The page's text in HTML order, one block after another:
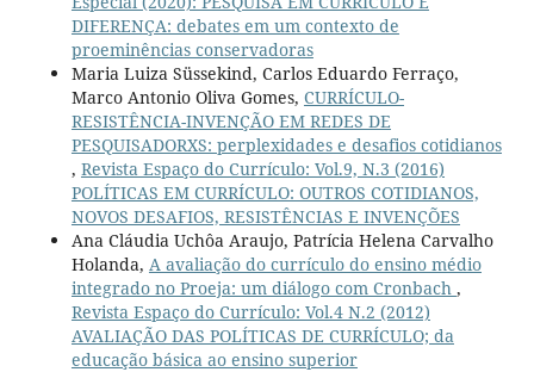
DIFERENÇA: debates em um contexto de
proeminências conservadoras
Maria Luiza Süssekind, Carlos Eduardo Ferraço,
Marco Antonio Oliva Gomes, CURRÍCULO-
RESISTÊNCIA-INVENÇÃO EM REDES DE
PESQUISADORXS: perplexidades e desafios cotidianos
, Revista Espaço do Currículo: Vol.9, N.3 (2016)
POLÍTICAS EM CURRÍCULO: OUTROS COTIDIANOS,
NOVOS DESAFIOS, RESISTÊNCIAS E INVENÇÕES
Ana Cláudia Uchôa Araujo, Patrícia Helena Carvalho
Holanda, A avaliação do currículo do ensino médio
integrado no Proeja: um diálogo com Cronbach ,
Revista Espaço do Currículo: Vol.4 N.2 (2012)
AVALIAÇÃO DAS POLÍTICAS DE CURRÍCULO; da
educação básica ao ensino superior